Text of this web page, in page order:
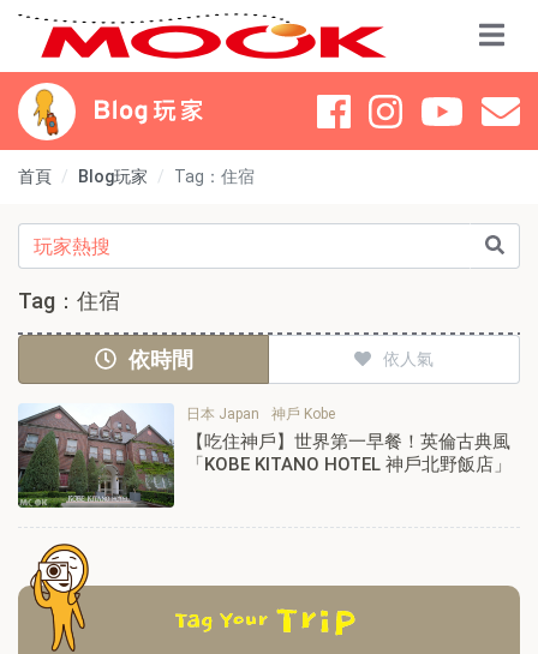
首頁 Blog玩家 Tag：住宿
Tag：住宿
依時間 依人氣
日本 Japan 神戶 Kobe
【吃住神戶】世界第一早餐！英倫古典風
「KOBE KITANO HOTEL 神戶北野飯店」